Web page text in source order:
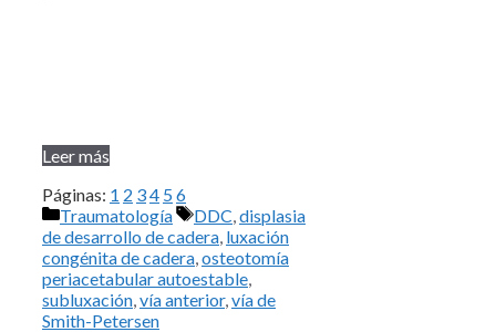
Leer más
Páginas: 1 2 34 56
Categorías
Traumatología Etiquetas
DDC,displasia
de desarrollo de cadera, luxación
congénita de cadera,osteotomía
periacetabular autoestable,
subluxación,vía anterior,vía de
Smith-Petersen